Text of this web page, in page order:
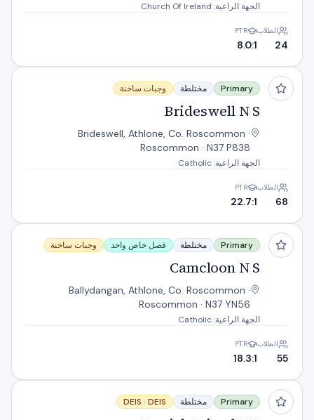
الجهة الراعية: Church Of Ireland
الطلاب
24
PTR
8.0:1
Brideswell N S
Primary مختلطة وجبات ساخنة
Brideswell N S
Brideswell, Athlone, Co. Roscommon ·
Roscommon · N37 P838
الجهة الراعية: Catholic
الطلاب
68
PTR
22.7:1
Camcloon N S
Primary مختلطة فصل خاص واحد وجبات ساخنة
Camcloon N S
Ballydangan, Athlone, Co. Roscommon ·
Roscommon · N37 YN56
الجهة الراعية: Catholic
الطلاب
55
PTR
18.3:1
Carrick Mixed N S
Primary مختلطة DEIS · DEIS